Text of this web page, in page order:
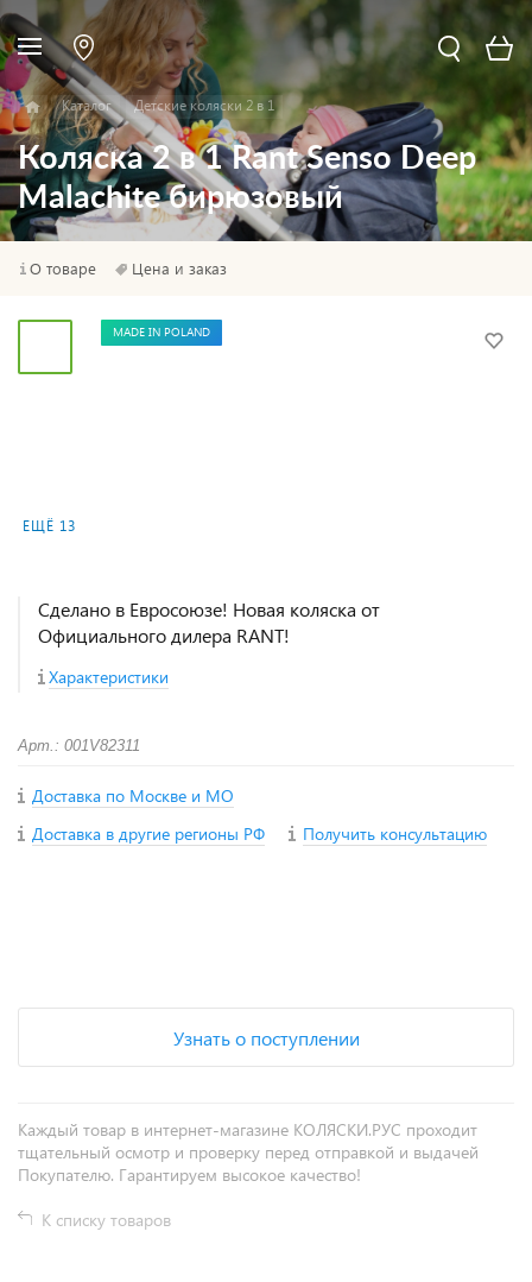
Каталог Детские коляски 2 в 1
Коляска 2 в 1 Rant Senso Deep
Malachite бирюзовый
О товаре Цена и заказ
ЕЩЁ 13
MADE IN POLAND
Сделано в Евросоюзе! Новая коляска от
Официального дилера RANT!
Характеристики
Арт.: 001V82311
Доставка по Москве и МО
Доставка в другие регионы РФ
Получить консультацию
Узнать о поступлении
Каждый товар в интернет-магазине КОЛЯСКИ.РУС проходит
тщательный осмотр и проверку перед отправкой и выдачей
Покупателю. Гарантируем высокое качество!
К списку товаров